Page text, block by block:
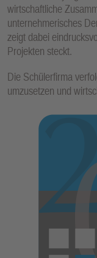
wirtschaftliche
unternehmerisches
zeigt dabei
Projekten steckt.
Die Schülerfirma
umzusetzen und